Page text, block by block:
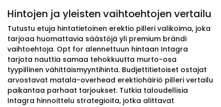
Hintojen ja yleisten vaihtoehtojen vertailu
Tutustu etuja hintatietoinen erektio pilleri valikoima, joka
tarjoaa huomattavia säästöjä yli premium brändi
vaihtoehtoja. Opt for alennettuun hintaan Intagra
tarjota nauttia samaa tehokkuutta murto-osa
tyypillinen vähittäismyyntihinta. Budjettitietoiset ostajat
arvostavat matala-overhead erektiohäiriö pilleri vertailu
paikantaa parhaat tarjoukset. Tutkia taloudellisia
Intagra hinnoittelu strategioita, jotka alittavat